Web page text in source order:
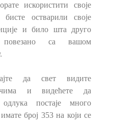
искористити своје
бисте остварили своје
и било шта друго
са вашом
да свет видите
и видећете да
постаје много
број 353 на који се